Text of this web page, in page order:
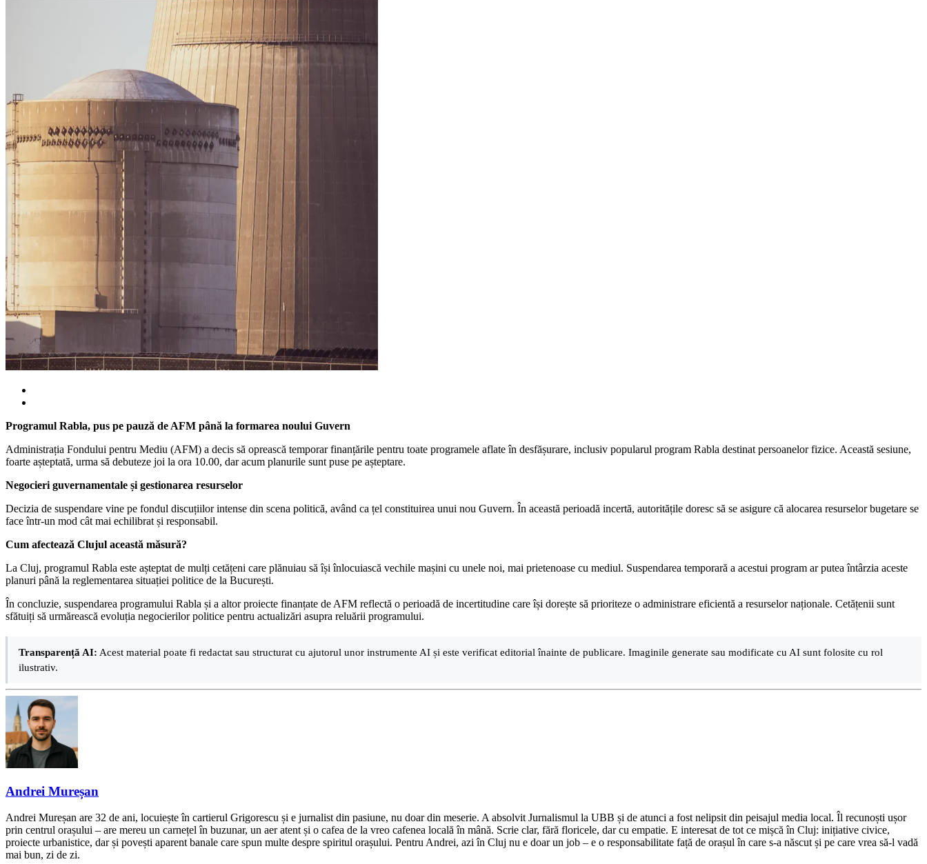
Programul Rabla, pus pe pauză de AFM până la formarea noului Guvern
Administrația Fondului pentru Mediu (AFM) a decis să oprească temporar finanțările pentru toate programele aflate în desfășurare, inclusiv popularul program Rabla destinat persoanelor fizice. Această sesiune,
foarte așteptată, urma să debuteze joi la ora 10.00, dar acum planurile sunt puse pe așteptare.
Negocieri guvernamentale și gestionarea resurselor
Decizia de suspendare vine pe fondul discuțiilor intense din scena politică, având ca țel constituirea unui nou Guvern. În această perioadă incertă, autoritățile doresc să se asigure că alocarea resurselor bugetare se
face într-un mod cât mai echilibrat și responsabil.
Cum afectează Clujul această măsură?
La Cluj, programul Rabla este așteptat de mulți cetățeni care plănuiau să își înlocuiască vechile mașini cu unele noi, mai prietenoase cu mediul. Suspendarea temporară a acestui program ar putea întârzia aceste
planuri până la reglementarea situației politice de la București.
În concluzie, suspendarea programului Rabla și a altor proiecte finanțate de AFM reflectă o perioadă de incertitudine care își dorește să prioriteze o administrare eficientă a resurselor naționale. Cetățenii sunt
sfătuiți să urmărească evoluția negocierilor politice pentru actualizări asupra reluării programului.
Transparență AI: Acest material poate fi redactat sau structurat cu ajutorul unor instrumente AI și este verificat editorial înainte de publicare. Imaginile generate sau modificate cu AI sunt folosite cu rol
ilustrativ.
Andrei Mureșan
Andrei Mureșan are 32 de ani, locuiește în cartierul Grigorescu și e jurnalist din pasiune, nu doar din meserie. A absolvit Jurnalismul la UBB și de atunci a fost nelipsit din peisajul media local. Îl recunoști ușor
prin centrul orașului – are mereu un carnețel în buzunar, un aer atent și o cafea de la vreo cafenea locală în mână. Scrie clar, fără floricele, dar cu empatie. E interesat de tot ce mișcă în Cluj: inițiative civice,
proiecte urbanistice, dar și povești aparent banale care spun multe despre spiritul orașului. Pentru Andrei, azi în Cluj nu e doar un job – e o responsabilitate față de orașul în care s-a născut și pe care vrea să-l vadă
mai bun, zi de zi.